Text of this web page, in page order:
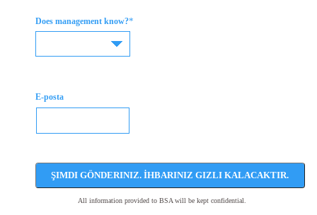
Does management know?*
E-posta
ŞIMDI GÖNDERINIZ. İHBARINIZ GIZLI KALACAKTIR.
All information provided to BSA will be kept confidential.